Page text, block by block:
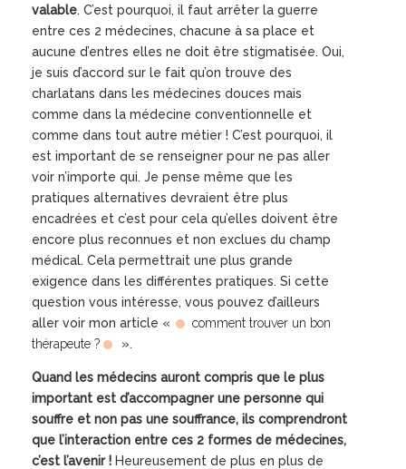
valable. C’est pourquoi, il faut arrêter la guerre
entre ces 2 médecines, chacune à sa place et
aucune d’entres elles ne doit être stigmatisée. Oui,
je suis d’accord sur le fait qu’on trouve des
charlatans dans les médecines douces mais
comme dans la médecine conventionnelle et
comme dans tout autre métier ! C’est pourquoi, il
est important de se renseigner pour ne pas aller
voir n’importe qui. Je pense même que les
pratiques alternatives devraient être plus
encadrées et c’est pour cela qu’elles doivent être
encore plus reconnues et non exclues du champ
médical. Cela permettrait une plus grande
exigence dans les différentes pratiques. Si cette
question vous intéresse, vous pouvez d’ailleurs
aller voir mon article «
comment trouver un bon
thérapeute ?
».
Quand les médecins auront compris que le plus
important est d’accompagner une personne qui
souffre et non pas une souffrance, ils comprendront
que l’interaction entre ces 2 formes de médecines,
c’est l’avenir ! Heureusement de plus en plus de